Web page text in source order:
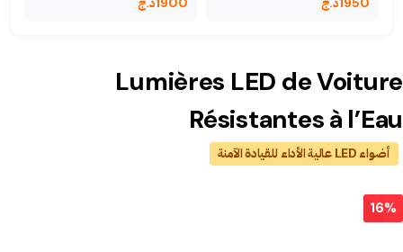
Lumières LED de Voiture
Résistantes à l’Eau
أضواء LED عالية الأداء للقيادة الآمنة
16%